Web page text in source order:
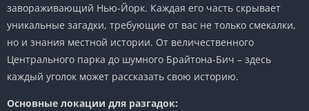
завораживающий Нью-Йорк. Каждая его часть скрывает
уникальные загадки, требующие от вас не только смекалки,
но и знания местной истории. От величественного
Центрального парка до шумного Брайтона-Бич – здесь
каждый уголок может рассказать свою историю.
Основные локации для разгадок: